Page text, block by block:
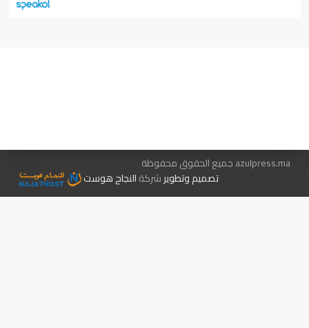
azulpress.ma جميع الحقوق محفوظة
تصميم وتطويرشركةالنجاح هوست